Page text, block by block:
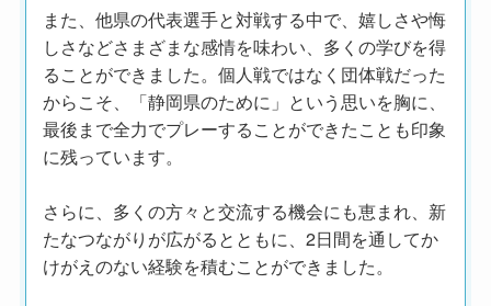
また、他県の代表選手と対戦する中で、嬉しさや悔
しさなどさまざまな感情を味わい、多くの学びを得
ることができました。個人戦ではなく団体戦だった
からこそ、「静岡県のために」という思いを胸に、
最後まで全力でプレーすることができたことも印象
に残っています。
さらに、多くの方々と交流する機会にも恵まれ、新
たなつながりが広がるとともに、2日間を通してか
けがえのない経験を積むことができました。